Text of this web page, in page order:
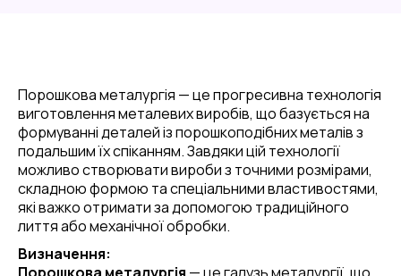
Порошкова металургія — це прогресивна технологія
виготовлення металевих виробів, що базується на
формуванні деталей із порошкоподібних металів з
подальшим їх спіканням. Завдяки цій технології
можливо створювати вироби з точними розмірами,
складною формою та спеціальними властивостями,
які важко отримати за допомогою традиційного
лиття або механічної обробки.
Визначення: